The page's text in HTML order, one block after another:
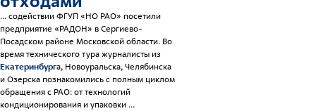
... содействии ФГУП «НО РАО» посетили
предприятие «РАДОН» в Сергиево-
Посадском районе Московской области. Во
время технического тура журналисты из
Екатеринбурга, Новоуральска, Челябинска
и Озерска познакомились с полным циклом
обращения с РАО: от технологий
кондиционирования и упаковки ...